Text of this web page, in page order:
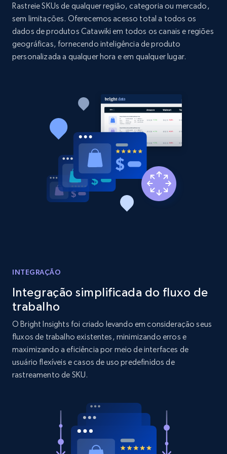
price, and more.
1.9K+ 322+ Comece agora
URL, Product id, Listing inventory id, Title, Rating,
Reviews count shop, Reviews count item, Initial
price, and more.
1.9K+ 322+ Comece agora
Etsy - Collects data from shop's URL
1.9K+
Amazon products search
Asin, URL, Name, Sponsored, Initial price, Final
price, Currency, Sold, and more.
1.6K+ 181+
URL, Product id, Title, Product description,
Rastreie SKUs de qualquer região, categoria ou mercado,
sem limitações. Oferecemos acesso total a todos os
dados de produtos Catawiki em todos os canais e regiões
geográficas, fornecendo inteligência de produto
personalizada a qualquer hora e em qualquer lugar.
INTEGRAÇÃO
Integração simplificada do fluxo de
trabalho
O Bright Insights foi criado levando em consideração seus
fluxos de trabalho existentes, minimizando erros e
maximizando a eficiência por meio de interfaces de
usuário flexíveis e casos de uso predefinidos de
rastreamento de SKU.